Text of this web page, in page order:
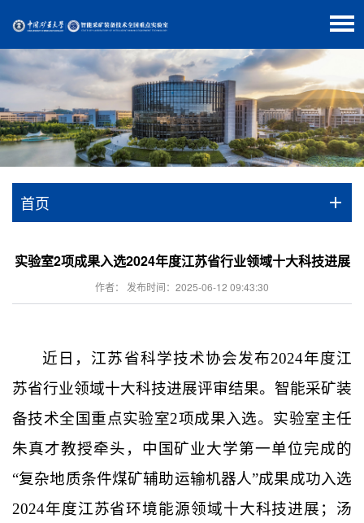
首页
实验室2项成果入选2024年度江苏省行业领域十大科技进展
作者： 发布时间：2025-06-12 09:43:30
近日，江苏省科学技术协会发布2024年度江
苏省行业领域十大科技进展评审结果。智能采矿装
备技术全国重点实验室2项成果入选。实验室主任
朱真才教授牵头，中国矿业大学第一单位完成的
“复杂地质条件煤矿辅助运输机器人”成果成功入选
2024年度江苏省环境能源领域十大科技进展；汤